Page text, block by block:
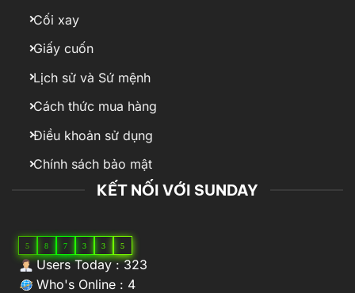
Cối xay
Giấy cuốn
Lịch sử và Sứ mệnh
Cách thức mua hàng
Điều khoản sử dụng
Chính sách bảo mật
KẾT NỐI VỚI SUNDAY
5 8 7 3 3 5
Users Today : 323
Who's Online : 4